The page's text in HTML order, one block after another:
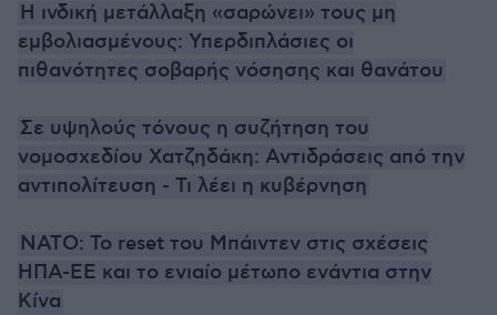
Η ινδική μετάλλαξη «σαρώνει» τους μη
εμβολιασμένους: Υπερδιπλάσιες οι
πιθανότητες σοβαρής νόσησης και θανάτου
Σε υψηλούς τόνους η συζήτηση του
νομοσχεδίου Χατζηδάκη: Αντιδράσεις από την
αντιπολίτευση - Τι λέει η κυβέρνηση
ΝΑΤΟ: Το reset του Μπάιντεν στις σχέσεις
ΗΠΑ-ΕΕ και το ενιαίο μέτωπο ενάντια στην
Κίνα